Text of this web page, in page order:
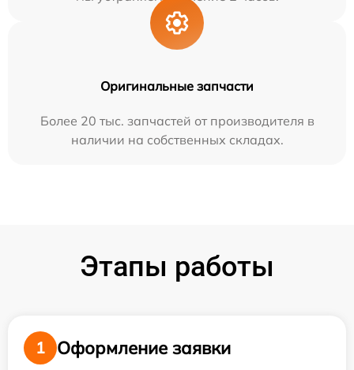
Оригинальные запчасти
Более 20 тыс. запчастей от производителя в
наличии на собственных складах.
Этапы работы
1
Оформление заявки